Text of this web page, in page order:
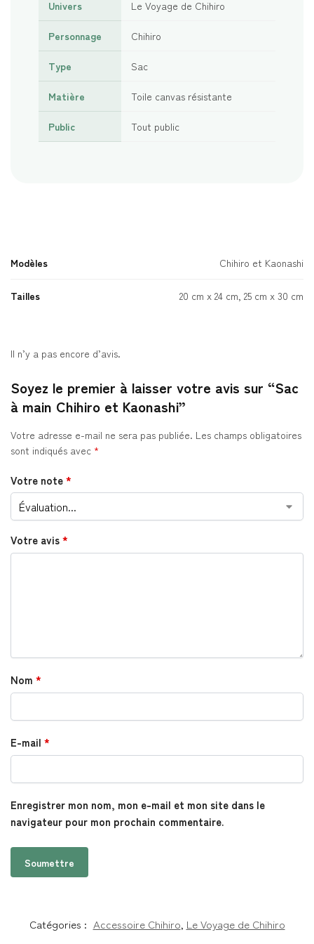
Univers Le Voyage de Chihiro
Personnage Chihiro
Type Sac
Matière Toile canvas résistante
Public Tout public
Modèles Chihiro et Kaonashi
Tailles 20 cm x 24 cm, 25 cm x 30 cm
Il n’y a pas encore d’avis.
Soyez le premier à laisser votre avis sur “Sac
à main Chihiro et Kaonashi”
Votre adresse e-mail ne sera pas publiée. Les champs obligatoires
sont indiqués avec *
Votre note*
Votre avis*
Nom *
E-mail *
Enregistrer mon nom, mon e-mail et mon site dans le
navigateur pour mon prochain commentaire.
Catégories : Accessoire Chihiro, Le Voyage de Chihiro